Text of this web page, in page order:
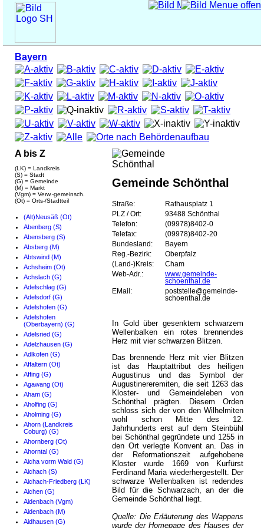
Bayern
A bis Z
(LK) = Landkreis
(S) = Stadt
(G) = Gemeinde
(M) = Markt
(Vgm) = Verw.-gemeinsch.
(Ot) = Orts-/Stadtteil
(Alt)Neusäß (Ot)
Abenberg (S)
Abensberg (S)
Absberg (M)
Abtswind (M)
Achsheim (Ot)
Achslach (G)
Adelschlag (G)
Adelsdorf (G)
Adelshofen (G)
Adelshofen
(Oberbayern) (G)
Adelsried (G)
Adelzhausen (G)
Adlkofen (G)
Affaltern (Ot)
Affing (G)
Agawang (Ot)
Aham (G)
Aholfing (G)
Aholming (G)
Ahorn (Landkreis
Coburg) (G)
Ahornberg (Ot)
Ahorntal (G)
Aicha vorm Wald (G)
Aichach (S)
Aichach-Friedberg (LK)
Aichen (G)
Aidenbach (Vgm)
Aidenbach (M)
Aidhausen (G)
Gemeinde Schönthal
Straße:
Rathausplatz 1
PLZ / Ort:
93488 Schönthal
Telefon:
(09978)8402-0
Telefax:
(09978)8402-20
Bundesland:
Bayern
Reg.-Bezirk:
Oberpfalz
(Land-)Kreis:
Cham
Web-Adr.:
www.gemeinde-
schoenthal.de
EMail:
poststelle@gemeinde-
schoenthal.de
In Gold über gesenktem schwarzem
Wellenbalken ein rotes brennendes
Herz mit vier schwarzen Blitzen.
Das brennende Herz mit vier Blitzen
ist das Hauptattribut des heiligen
Augustinus und das Symbol der
Augustinereremiten, die seit 1263 das
Kloster- und Gemeindeleben von
Schönthal prägten. Diesem Orden
schloss sich der von den Wilhelmiten
wohl schon Mitte des 12.
Jahrhunderts erst auf dem Steinbühl
bei Schönthal gegründete und 1255 in
den Ort verlegte Konvent an. Das in
der Reformationszeit aufgehobene
Kloster wurde 1669 von Kurfürst
Ferdinand Maria wiederhergestellt. Der
schwarze Wellenbalken ist redendes
Bild für die Schwarzach, an der die
Gemeinde Schönthal liegt.
Quelle: Die Erläuterung des Wappens
wurde der Homepage des Hauses der